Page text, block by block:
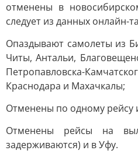
отменены в
следует из данных онлайн-
Опаздывают самолеты из
Читы, Антальи,
Петропавловска-
Краснодара и Махачкалы;
Отменены по одному рейсу
Отменены рейсы на
задерживаются) и в Уфу.